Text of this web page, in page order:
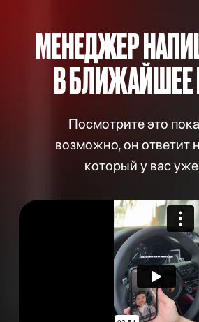
МЕНЕДЖЕР НАПИШЕТ ВАМ
В БЛИЖАЙШЕЕ ВРЕМЯ
Посмотрите это пока ждёте,
который у вас уже есть